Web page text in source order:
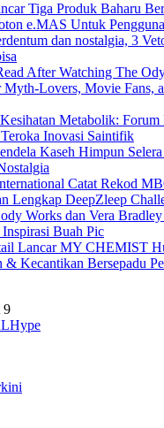
Tiga Produk Baharu
e.MAS Untuk Pengguna
dan nostalgia, 3
After Watching The
Myth-Lovers, Movie Fans,
Metabolik:
Inovasi Saintifik
Kaseh Himpun
Catat Rekod
Lengkap DeepZleep
Works dan Vera
Buah Pic
Lancar MY CHEMIST
& Kecantikan Bersepadu
9